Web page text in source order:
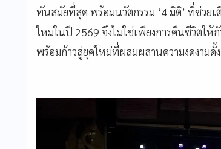
ทันสมัยที่สุด พร้อมนวัตกรรม ‘4 มิติ’ ที่ช่วย
ใหม่ในปี 2569 จึงไม่ใช่เพียงการคืนชีวิตให้
พร้อมก้าวสู่ยุคใหม่ที่ผสมผสานความงดงามดั้